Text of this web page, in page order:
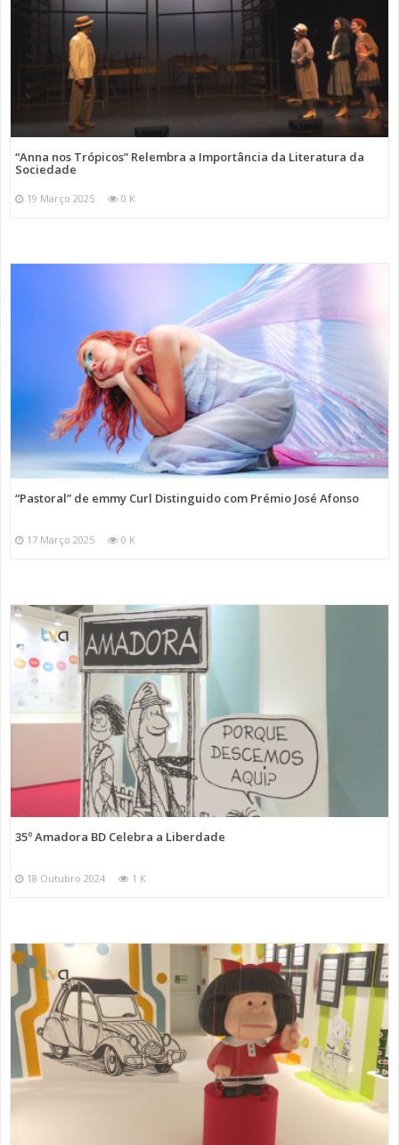
“Anna nos Trópicos” Relembra a Importância da Literatura da
Sociedade
19 Março 2025 0 K
“Pastoral” de emmy Curl Distinguido com Prémio José Afonso
17 Março 2025 0 K
35º Amadora BD Celebra a Liberdade
18 Outubro 2024 1 K